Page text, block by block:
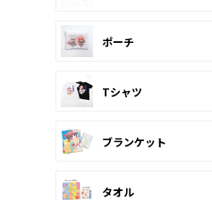
ポーチ
Tシャツ
ブランケット
タオル